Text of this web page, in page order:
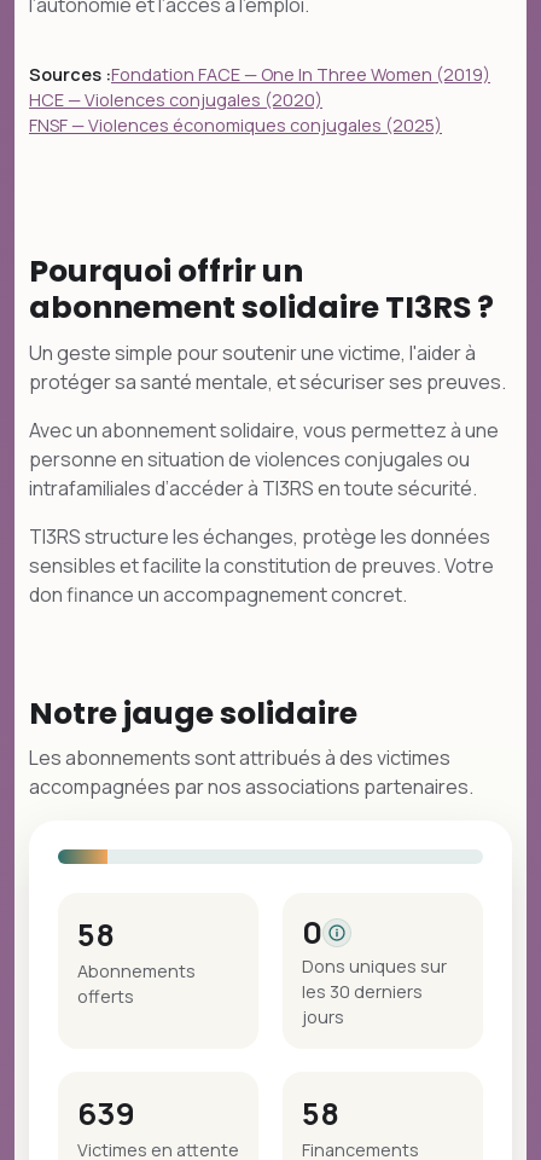
Sources :Fondation FACE — One In Three Women (2019)
HCE — Violences conjugales (2020)
FNSF — Violences économiques conjugales (2025)
Pourquoi offrir un
abonnement solidaire TI3RS ?
Un geste simple pour soutenir une victime, l'aider à
protéger sa santé mentale, et sécuriser ses preuves.
Avec un abonnement solidaire, vous permettez à une
personne en situation de violences conjugales ou
intrafamiliales d’accéder à TI3RS en toute sécurité.
TI3RS structure les échanges, protège les données
sensibles et facilite la constitution de preuves. Votre
don finance un accompagnement concret.
Notre jauge solidaire
Les abonnements sont attribués à des victimes
accompagnées par nos associations partenaires.
58
Abonnements
offerts
0
Dons uniques sur
les 30 derniers
jours
639
Victimes en attente
58
Financements